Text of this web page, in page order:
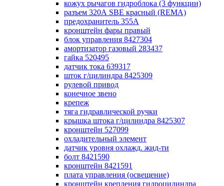
кожух рычагов гидроблока (3 функции)
разъем 320А SBE красный (REMA)
предохранитель 355А
кронштейн фары правый
блок управления 8427304
амортизатор газовый 283437
гайка 520495
датчик тока 639317
шток г/цилиндра 8425309
рулевой привод
конечное звено
крепеж
тяга гидравлической ручки
крышка штока г/цилиндра 8425307
кронштейн 527099
охладительный элемент
датчик уровня охлажд. жид-ти
болт 8421590
кронштейн 8421591
плата управления (освещение)
кронштейн крепления гидроцилиндра